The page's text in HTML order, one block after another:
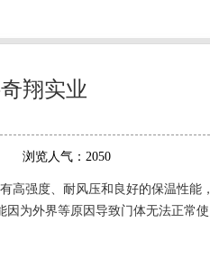
翔实业
浏览人气： 2050
高强度、耐风压和良好的保温性能，
为外界等原因导致门体无法正常使